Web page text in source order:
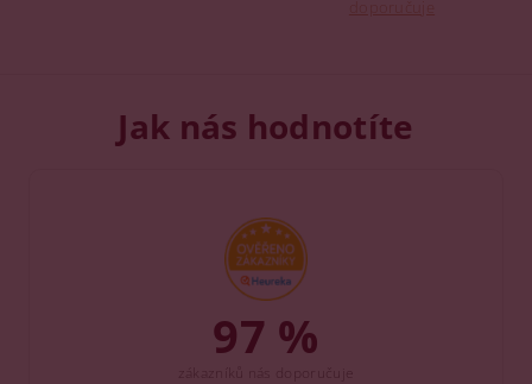
Jak nás hodnotíte
97 %